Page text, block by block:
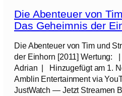
]
2
0
1
8
2
–
s
c
h
u
Die Abenteuer von
Das Geheimnis der
Die Abenteuer von Tim und
der Einhorn [2011] Wertung:
Adrian | Hinzugefügt am 1.
Amblin Entertainment via
JustWatch — Jetzt Streamen